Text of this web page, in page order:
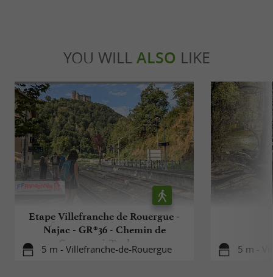
YOU WILL ALSO LIKE
Etape Villefranche de Rouergue -
Najac - GR®36 - Chemin de
Conques à Toulouse
5 m - Villefranche-de-Rouergue 5 m -